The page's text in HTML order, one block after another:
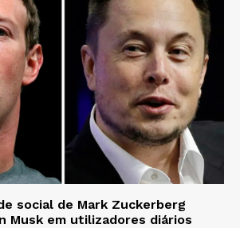
social de Mark Zuckerberg
Musk em utilizadores diários